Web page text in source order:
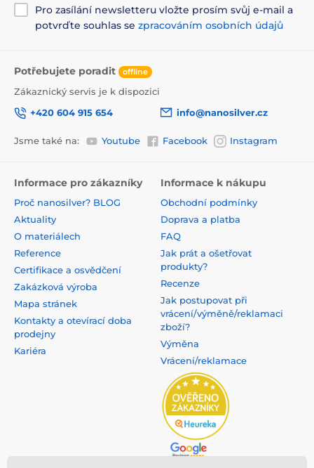
Pro zasílání newsletteru vložte prosím svůj e-mail a
potvrďte souhlas se zpracováním osobních údajů
Potřebujete poradit offline
Zákaznický servis je k dispozici
+420 604 915 654
info@nanosilver.cz
Jsme také na: Youtube Facebook Instagram
Informace pro zákazníky
Proč nanosilver? BLOG
Aktuality
O materiálech
Reference
Certifikace a osvědčení
Zakázková výroba
Mapa stránek
Kontakty a otevírací doba
prodejny
Kariéra
Informace k nákupu
Obchodní podmínky
Doprava a platba
FAQ
Jak prát a ošetřovat
produkty?
Recenze
Jak postupovat při
vrácení/výměně/reklamaci
zboží?
Výměna
Vrácení/reklamace